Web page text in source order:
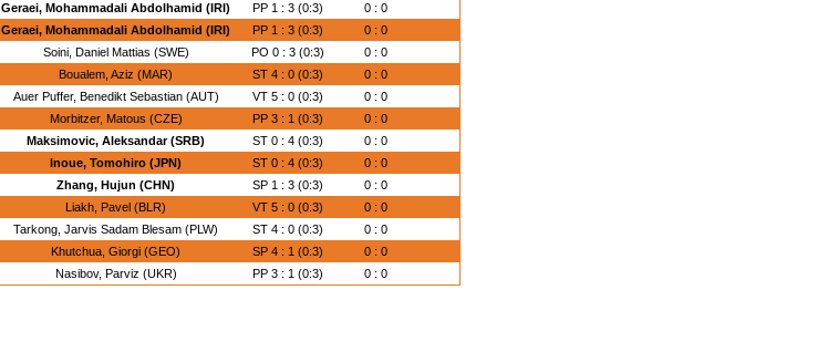
Geraei, Mohammadali Abdolhamid (IRI) PP 1 : 3 (0:3)
0 : 0
Geraei, Mohammadali Abdolhamid (IRI) PP 1 : 3 (0:3)
0 : 0
Soini, Daniel Mattias (SWE) PO 0 : 3 (0:3)
0 : 0
Boualem, Aziz (MAR) ST 4 : 0 (0:3)
0 : 0
Auer Puffer, Benedikt Sebastian (AUT) VT 5 : 0 (0:3)
0 : 0
Morbitzer, Matous (CZE) PP 3 : 1 (0:3)
0 : 0
Maksimovic, Aleksandar (SRB) ST 0 : 4 (0:3)
0 : 0
Inoue, Tomohiro (JPN) ST 0 : 4 (0:3)
0 : 0
Zhang, Hujun (CHN) SP 1 : 3 (0:3)
0 : 0
Liakh, Pavel (BLR) VT 5 : 0 (0:3)
0 : 0
Tarkong, Jarvis Sadam Blesam (PLW) ST 4 : 0 (0:3)
0 : 0
Khutchua, Giorgi (GEO) SP 4 : 1 (0:3)
0 : 0
Nasibov, Parviz (UKR) PP 3 : 1 (0:3) 0 : 0